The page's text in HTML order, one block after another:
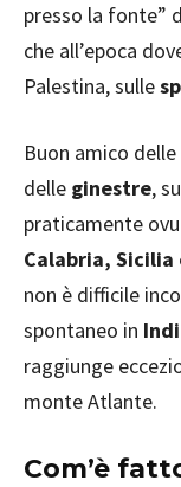
presso la fonte”
che all’epoca
Palestina, sulle
Buon amico delle
delle ginestre,
praticamente
Calabria, Sicilia
non è difficile
spontaneo in
raggiunge
monte Atlante.
Com’è